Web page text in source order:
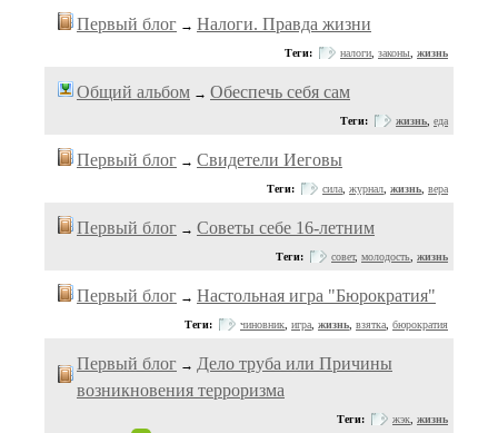
Первый блог → Налоги. Правда жизни
Теги: налоги законы жизнь
Общий альбом → Обеспечь себя сам
Теги: жизнь еда
Первый блог → Свидетели Иеговы
Теги: сила журнал жизнь вера
Первый блог → Советы себе 16-летним
Теги: совет, молодость жизнь
Первый блог → Настольная игра "Бюрократия"
Теги: чиновник игра жизнь взятка бюрократия
Первый блог → Дело труба или Причины
возникновения терроризма
Теги: жэк жизнь